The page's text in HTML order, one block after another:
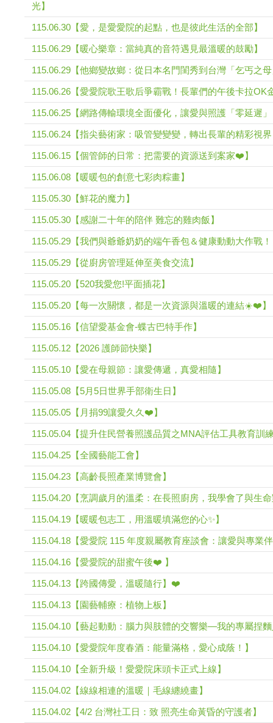
光】
115.06.30【愛，是愛愛院的起點，也是彼此生活的全部】
115.06.29【暖心樂章：當純真的音符遇見最溫暖的鼓勵】
115.06.29【他鄉變故鄉：從日本名門閨秀到台灣「乞丐之
115.06.26【愛愛院歌王歌后爭霸戰！長輩們的午後卡拉OK
115.06.25【網路傳輸環境全面優化，讓愛與照護「零延遲
115.06.24【指尖藝術家：吸管變變變，轉出長輩的精彩視
115.06.15【個管師的日常：把需要的資源送到案家❤️】
115.06.08【暖暖包的創意七彩肉粽畫】
115.05.30【鮮花的魔力】
115.05.30【感謝二十年的陪伴 難忘的雞肉飯】
115.05.29【我們與爺爺奶奶的端午香包＆健康動動大作戰
115.05.29【從廚房管理延伸至美食交流】
115.05.20【520我愛您!平面插花】
115.05.20【每一次關懷，都是一次資源與溫暖的連結☀️❤️】
115.05.16【信望愛基金會-蝶古巴特手作】
115.05.12【2026 護師節快樂】
115.05.10【愛在母親節：讓愛傳遞，真愛相隨】
115.05.08【5月5日世界手部衛生日】
115.05.05【月捐99讓愛久久❤️】
115.05.04【提升住民營養照護品質之MNA評估工具教育訓
115.04.25【全國藝能工會】
115.04.23【高齡長照產業博覽會】
115.04.20【烹調歲月的溫柔：在長照廚房，我學會了與生
115.04.19【暖暖包志工，用溫暖填滿您的心✨】
115.04.18【愛愛院 115 年度親屬教育座談會：讓愛與專業
115.04.16【愛愛院的甜蜜午後❤️ 】
115.04.13【跨國傳愛，溫暖隨行】❤️
115.04.13【園藝輔療：植物上板】
115.04.10【藝起動動：腦力與肢體的交響樂—我的專屬捏
115.04.10【愛愛院年度春酒：能量滿格，愛心成蔭！】
115.04.10【全新升級！愛愛院床頭卡正式上線】
115.04.02【線線相連的溫暖｜毛線纏繞畫】
115.04.02【4/2 台灣社工日：致 照亮生命黃昏的守護者】